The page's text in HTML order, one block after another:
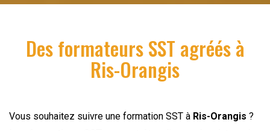
Des formateurs SST agréés à
Ris-Orangis
Vous souhaitez suivre une formation SST à Ris-Orangis ?